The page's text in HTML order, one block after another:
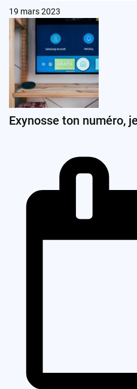
19 mars 2023
Exynosse ton numéro,